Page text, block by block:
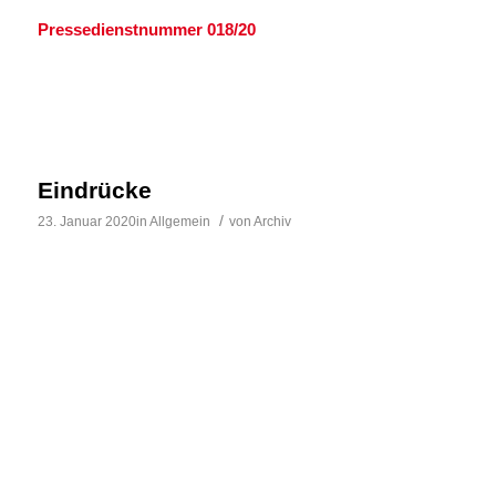
Pressedienstnummer 018/20
Eindrücke
23. Januar 2020in Allgemein / von Archiv